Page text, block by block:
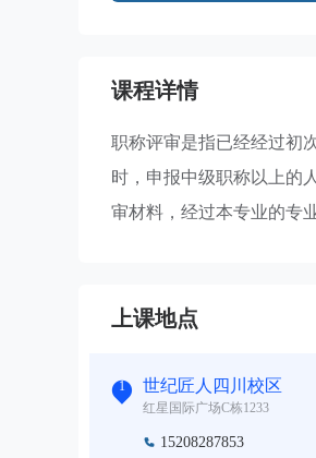
课程详情
职称评审是指已经经过初
时，申报中级职称以上的
审材料，经过本专业的专
上课地点
1 世纪匠人四川校区
红星国际广场C栋1233
 15208287853